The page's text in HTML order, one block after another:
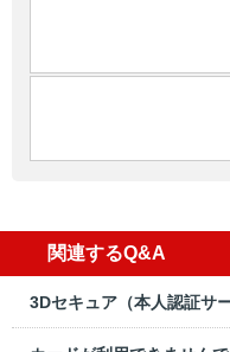
関連するQ&A
3Dセキュア（本人認証サ